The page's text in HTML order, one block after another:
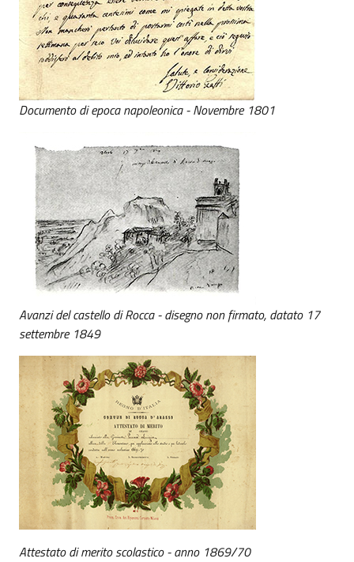
Documento di epoca napoleonica - Novembre 1801
Avanzi del castello di Rocca - disegno non firmato, datato 17
settembre 1849
Attestato di merito scolastico - anno 1869/70